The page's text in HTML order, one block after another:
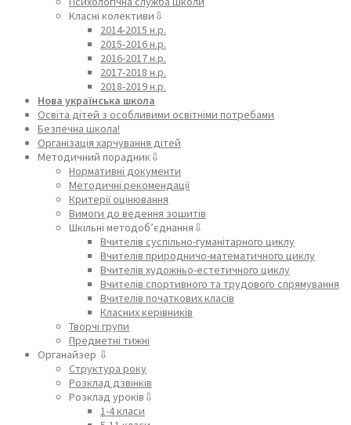
Класні колективи⇩
2014-2015 н.р.
2015-2016 н.р.
2016-2017 н.р.
2017-2018 н.р.
2018-2019 н.р.
Нова українська школа
Освіта дітей з особливими освітніми потребами
Безпечна школа!
Організація харчування дітей
Методичний порадник⇩
Нормативні документи
Методичні рекомендації
Критерії оцінювання
Вимоги до ведення зошитів
Шкільні методоб’єднання⇩
Вчителів суспільно-гуманітарного циклу
Вчителів природничо-математичного циклу
Вчителів художньо-естетичного циклу
Вчителів спортивного та трудового спрямування
Вчителів початкових класів
Класних керівників
Творчі групи
Предметні тижні
Органайзер ⇩
Структура року
Розклад дзвінків
Розклад уроків⇩
1-4 класи